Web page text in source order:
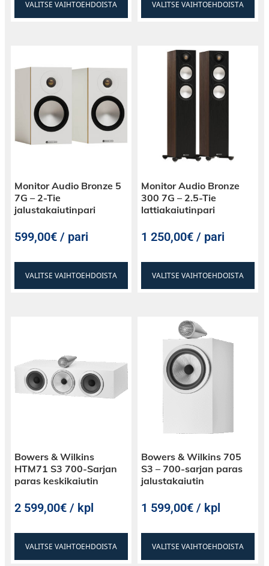
VALITSE VAIHTOEHDOISTA VALITSE VAIHTOEHDOISTA
Monitor Audio Bronze 5
7G – 2-Tie
jalustakaiutinpari
599,00€ / pari
VALITSE VAIHTOEHDOISTA
Monitor Audio Bronze
300 7G – 2.5-Tie
lattiakaiutinpari
1 250,00€ / pari
VALITSE VAIHTOEHDOISTA
Bowers & Wilkins
HTM71 S3 700-Sarjan
paras keskikaiutin
2 599,00€ / kpl
VALITSE VAIHTOEHDOISTA
Bowers & Wilkins 705
S3 – 700-sarjan paras
jalustakaiutin
1 599,00€ / kpl
VALITSE VAIHTOEHDOISTA